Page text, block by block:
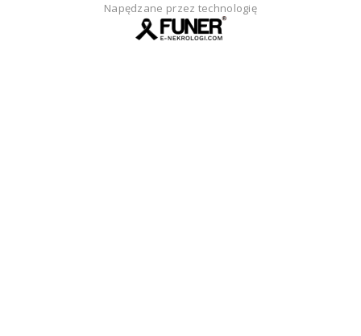
Napędzane przez technologię